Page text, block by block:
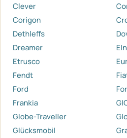
Clever
Corigon
Dethleffs
Dreamer
Etrusco
Fendt
Ford
Frankia
Globe-Traveller
Glücksmobil